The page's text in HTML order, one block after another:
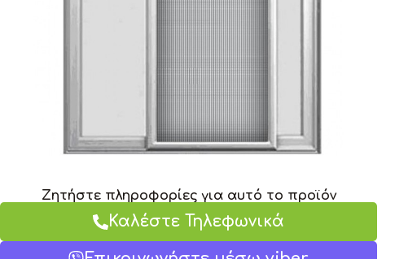
Ζητήστε πληροφορίες για αυτό το προϊόν
Καλέστε Τηλεφωνικά